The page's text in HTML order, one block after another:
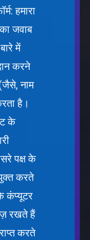
हमारा
जवाब
में
करने
नाम
है।
के
पक्ष के
करते
कंप्यूटर
रखते हैं
करते